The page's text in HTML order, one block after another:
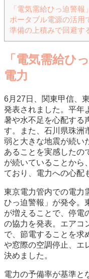
「電気需給ひっ迫警
ポータブル電源の活用
準備の上積みで回避す
「電気需給ひ
電力
6月27日、関東甲信、
発表されました。平年
暑や水不足を心配する
す。また、石川県珠洲
弱と大きな地震が続い
あることを実感したの
が続いていることから
ており、電力への心配
東京電力管内での電力
ひっ迫警報」が発令。
が増えることで、停電
の協力を発表。エアコ
で、節電することを求
や窓際の空調停止、エ
決めました。
電力の予備率が基準と